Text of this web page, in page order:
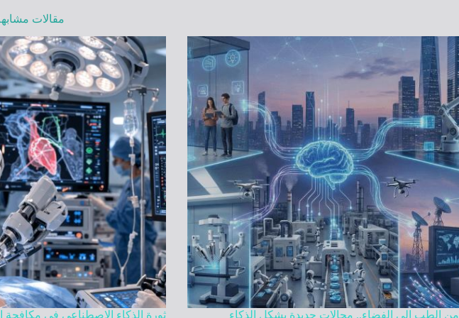
مقالات
من الطب إلى الفضاء.. مجالات جديدة يشكل الذكاء ثورة الذكاء الاصطناعي في